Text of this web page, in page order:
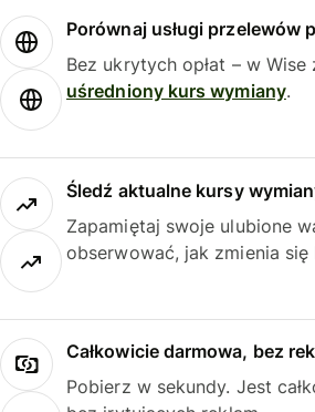
Porównaj usługi przelewów
Bez ukrytych opłat – w
uśredniony kurs wymiany.
Śledź aktualne kursy
Zapamiętaj swoje ulubione
obserwować, jak zmienia się
Całkowicie darmowa, bez
Pobierz w sekundy. Jest